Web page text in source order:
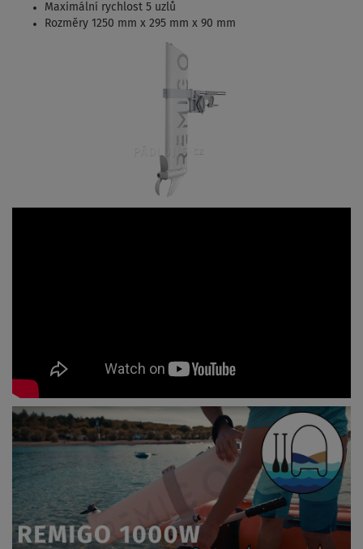
Maximální rychlost 5 uzlů
Rozměry 1250 mm x 295 mm x 90 mm